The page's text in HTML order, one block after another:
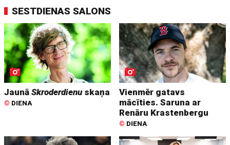
SESTDIENAS SALONS
JaunāSkroderdienuskaņa
© DIENA
Vienmēr gatavs
mācīties. Saruna ar
Renāru Krastenbergu
© DIENA